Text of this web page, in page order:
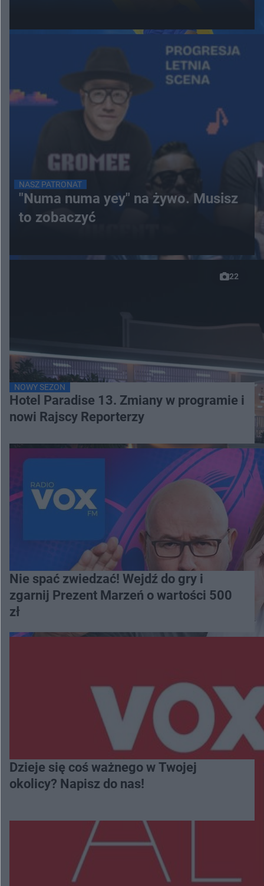
NASZ PATRONAT
"Numa numa yey" na żywo. Musisz
to zobaczyć
22
NOWY SEZON
Hotel Paradise 13. Zmiany w programie i
nowi Rajscy Reporterzy
Nie spać zwiedzać! Wejdź do gry i
zgarnij Prezent Marzeń o wartości 500
zł
Dzieje się coś ważnego w Twojej
okolicy? Napisz do nas!
Więcej